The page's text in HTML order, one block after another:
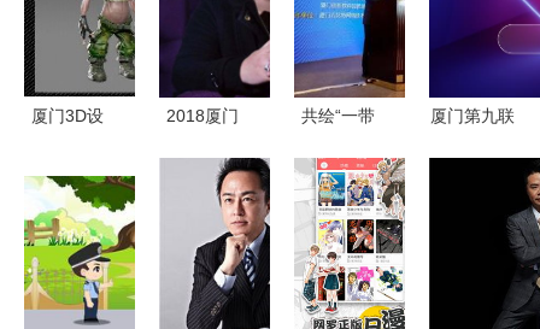
厦门3D设
机构选择、
价格参考与
优质厂家解
析
2018厦门
游戏开发大
赛盛大启
动，点燃创
意引擎
共绘“一带
文创新蓝图
——第十一
届厦门国际
动漫节暨产
厦门第九联